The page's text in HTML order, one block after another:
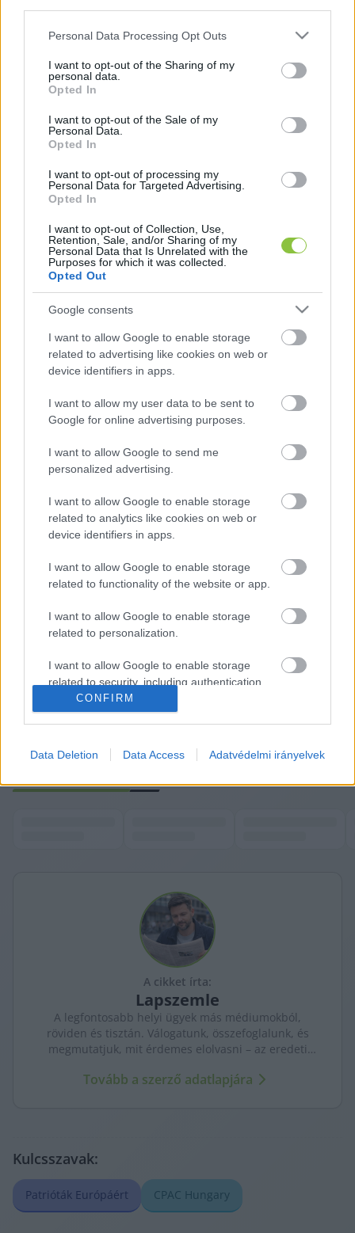
Please note that this website/app uses one or more Google
not limited to your visit or usage behaviour. You may click to
grant or deny consent to Google and its third-party tags to
use your data for below specified purposes in below Google
consent section.
Personal Data Processing Opt Outs
I want to opt-out of the Sharing of my
personal data.
Opted In
I want to opt-out of the Sale of my
Personal Data.
Opted In
I want to opt-out of processing my
Personal Data for Targeted Advertising.
Opted In
I want to opt-out of Collection, Use,
Retention, Sale, and/or Sharing of my
Personal Data that Is Unrelated with the
Purposes for which it was collected.
Opted Out
Google consents
I want to allow Google to enable storage
related to advertising like cookies on web or
device identifiers in apps.
I want to allow my user data to be sent to
Google for online advertising purposes.
I want to allow Google to send me
personalized advertising.
I want to allow Google to enable storage
related to analytics like cookies on web or
device identifiers in apps.
I want to allow Google to enable storage
related to functionality of the website or app.
I want to allow Google to enable storage
related to personalization.
I want to allow Google to enable storage
related to security, including authentication
functionality and fraud prevention, and other
user protection.
CONFIRM
Data Deletion Data Access Adatvédelmi irányelvek
Morawiecki, valamint a cseh Andrej Babiš, utóbbi
nemrég egy, az orosz „ügynöktörvényhez”
hasonló szabályozás kapcsán került
reflektorfénybe.
szervezésében valósul meg, és a Patrióták
Európáért találkozója lesz. Itt Orbán Viktor
mellett több ismert európai jobboldali politikus is
felszólal: többek között Marine Le Pen (a
Mészáros-féle
szélsőjobboldali francia Nemzeti Tömörülés
parlamenti frakcióvezetője), Matteo Salvini,
Santiago Abascal (a szintén magyar hitelből
kampányoló
a spanyol Vox párt elnöke), Herbert
után sem tudott kormányt alakítani
A fellépők között szerepel az amerikai politikai
azért került viták középpontjába, mert egy olyan
médiavállalathoz kötődött, amely az amerikai
igazságügyi minisztérium szerint jelentős
összegeket kapott az orosz államhoz köthető
forrásokból.
A teljes cikk megtekinthető a 444.hu oldalon.
A cikket írta:
Lapszemle
A legfontosabb helyi ügyek más médiumokból,
röviden és tisztán. Válogatunk, összefoglalunk, és
megmutatjuk, mit érdemes elolvasni – az eredeti
Tovább a szerző adatlapjára
Kulcsszavak:
Patrióták Európáért CPAC Hungary